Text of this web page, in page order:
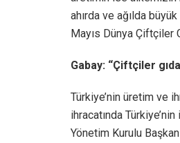
ahırda ve ağılda
Mayıs Dünya Çiftçiler
Gabay: “Çiftçiler
Türkiye’nin üretim ve
ihracatında
Yönetim Kurulu